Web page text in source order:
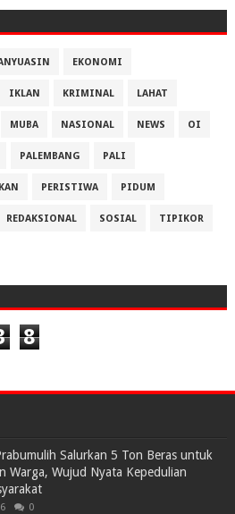
EKONOMI
IKLAN KRIMINAL LAHAT
MUBA NASIONAL NEWS OI
PALEMBANG PALI
PERISTIWA PIDUM
REDAKSIONAL SOSIAL TIPIKOR
8
Salurkan 5 Ton Beras untuk
Warga, Wujud Nyata Kepedulian
0